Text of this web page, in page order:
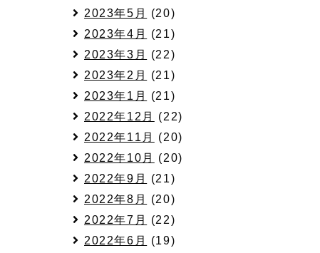
2023年5月
(20)
2023年4月
(21)
2023年3月
(22)
2023年2月
(21)
2023年1月
(21)
2022年12月
(22)
2022年11月
(20)
2022年10月
(20)
2022年9月
(21)
2022年8月
(20)
2022年7月
(22)
2022年6月
(19)